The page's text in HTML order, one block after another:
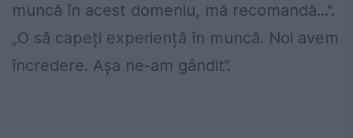
muncă în acest domeniu, mă recomandă...".
„O să capeți experiență în muncă. Noi avem
încredere. Așa ne-am gândit”.